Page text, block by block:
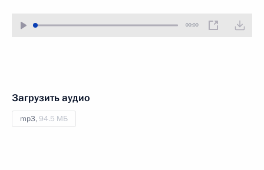
00:00
Загрузить аудио
mp3,94.5 МБ